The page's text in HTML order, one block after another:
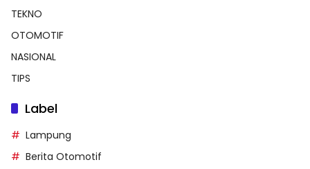
TEKNO
OTOMOTIF
NASIONAL
TIPS
Label
Lampung
Berita Otomotif